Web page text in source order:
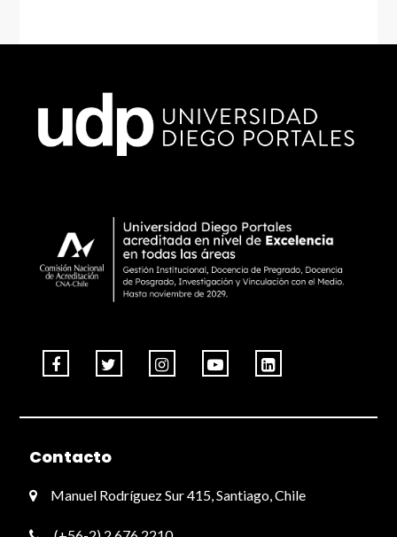
Contacto
Manuel Rodríguez Sur 415, Santiago, Chile